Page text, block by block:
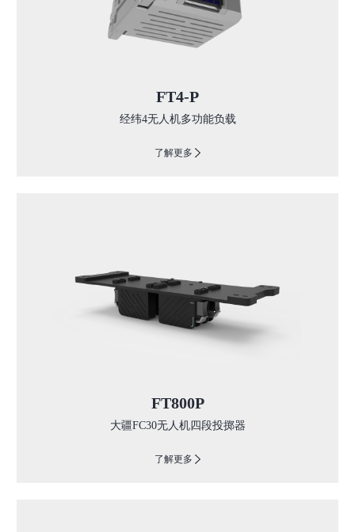
FT4-P
经纬4无人机多功能负载
了解更多
FT800P
大疆FC30无人机四段投掷器
了解更多